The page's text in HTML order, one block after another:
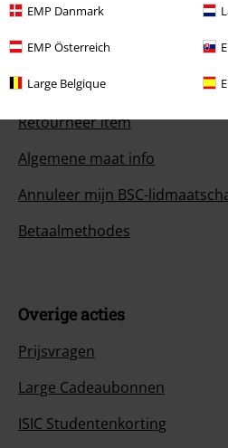
EMP Danmark
EMP Österreich
Large Belgique
Service, catalogus,
Veelgestelde vragen
Retourvoorwaarden
Retourneer item
Algemene maat info
Annuleer mijn BSC-
Betaalmethodes
Overige acties
Prijsvragen
Large Cadeaubonnen
ISIC Studentenkorting